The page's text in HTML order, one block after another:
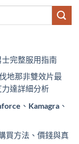
完整服用指南
地那非雙效片最
力達詳細分析
、Kamagra、
買方法、價錢與真